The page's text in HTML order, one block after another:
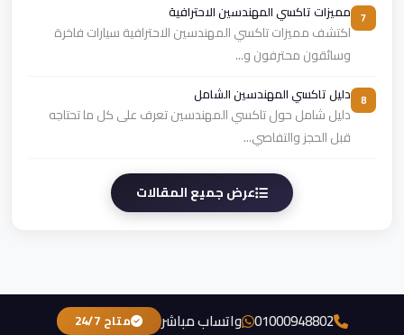
مميزات تاكسي المهندسين الاحترافية
اكتشف مميزات تاكسي المهندسين الاحترافية سيارات فاخرة
وسائقون محترفون و...
دليل تاكسي المهندسين الشامل
دليل شامل حول تاكسي المهندسين تعرف على كل ما تحتاجه
قبل الحجز والتفاصي...
عرض جميع المقالات
01000948802 واتساب مباشر متاح 24/7